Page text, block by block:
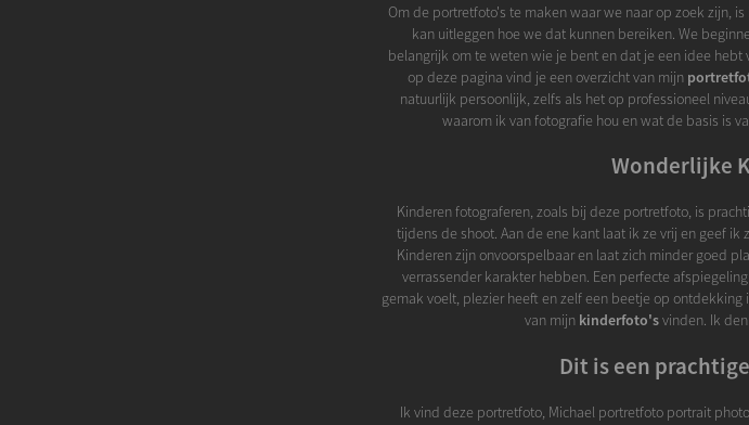
Om de portretfoto's te maken waar we naar op zoek zijn,
kan uitleggen hoe we dat kunnen bereiken. We
belangrijk om te weten wie je bent en dat je een idee
op deze pagina vind je een overzicht van mijn
natuurlijk persoonlijk, zelfs als het op professioneel
waarom ik van fotografie hou en wat de basis is
Wonderlijke
Kinderen fotograferen, zoals bij deze portretfoto, is
tijdens de shoot. Aan de ene kant laat ik ze vrij en geef
Kinderen zijn onvoorspelbaar en laat zich minder goed
verrassender karakter hebben. Een perfecte
gemak voelt, plezier heeft en zelf een beetje op
van mijn kinderfoto'svinden. Ik
Dit is een
Ik vind deze portretfoto, Michael portretfoto portrait